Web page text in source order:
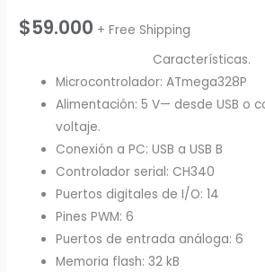
$59.000 + Free Shipping
Características.
Microcontrolador: ATmega328P
Alimentación: 5 V— desde USB o
voltaje.
Conexión a PC: USB a USB B
Controlador serial: CH340
Puertos digitales de I/O: 14
Pines PWM: 6
Puertos de entrada análoga: 6
Memoria flash: 32 kB